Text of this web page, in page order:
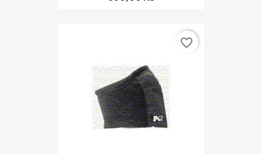
favorite_border